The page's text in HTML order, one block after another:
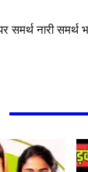
समर्थ नारी समर्थ